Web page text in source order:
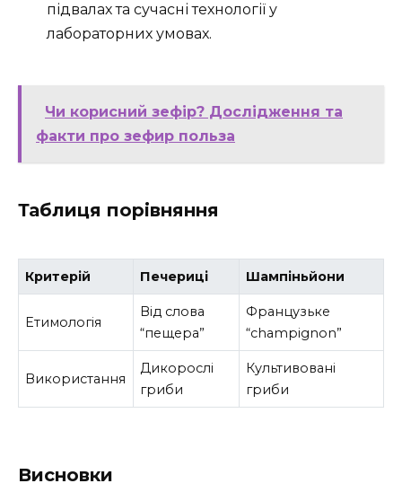
підвалах та сучасні технології у
лабораторних умовах.
Чи корисний зефір? Дослідження та
факти про зефир польза
Таблиця порівняння
Критерій Печериці Шампіньйони
Етимологія
Від слова
“пещера”
Французьке
“champignon”
Використання
Дикорослі
гриби
Культивовані
гриби
Висновки